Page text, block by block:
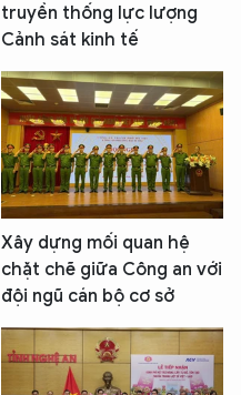
truyền thống lực lượng
Cảnh sát kinh tế
Xây dựng mối quan hệ
chặt chẽ giữa Công an với
đội ngũ cán bộ cơ sở